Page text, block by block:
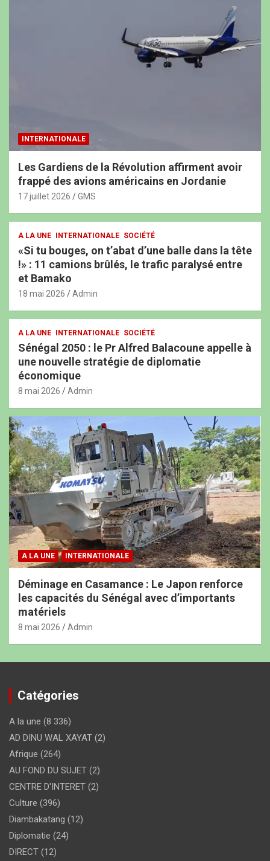
INTERNATIONALE
Les Gardiens de la Révolution affirment avoir
frappé des avions américains en Jordanie
17 juillet 2026 GMS
A LA UNE INTERNATIONALE SOCIÉTÉ
«Si tu bouges, on t’abat d’une balle dans la tête
!» : 11 camions brûlés, le trafic paralysé entre
et Bamako
18 mai 2026 Admin
A LA UNE INTERNATIONALE SOCIÉTÉ
Sénégal 2050 : le Pr Alfred Balacoune appelle à
une nouvelle stratégie de diplomatie
économique
8 mai 2026 Admin
A LA UNE INTERNATIONALE
Déminage en Casamance : Le Japon renforce
les capacités du Sénégal avec d’importants
matériels
8 mai 2026 Admin
Catégories
A la une (8 336)
AD DINU WAL XAYAT (2)
Afrique (264)
AU FOND DU SUJET (2)
CENTRE D'INTERET (2)
Culture (396)
Diambakatang (12)
Diplomatie (24)
DIRECT (12)